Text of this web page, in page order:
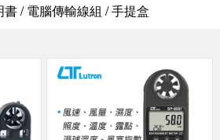
/ 電腦傳輸線組 / 手提盒